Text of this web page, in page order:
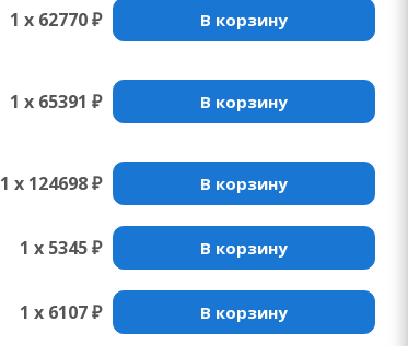
1 x 62770 ₽ В корзину
1 x 65391 ₽ В корзину
1 x 124698 ₽ В корзину
1 x 5345 ₽ В корзину
1 x 6107 ₽ В корзину